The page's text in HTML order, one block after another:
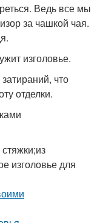
Ведь все мы
за чашкой чая.
изголовье.
что
отделки.
изголовье для